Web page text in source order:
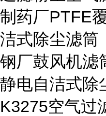
制药厂PTFE
洁式除尘滤筒
钢厂鼓风机
静电自洁式除
K3275空气过